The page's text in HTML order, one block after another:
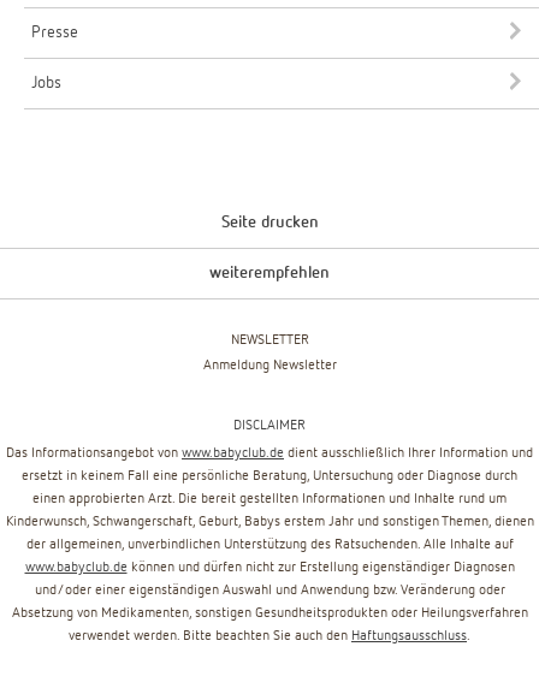
Presse
Jobs
Seite drucken
weiterempfehlen
NEWSLETTER
Anmeldung Newsletter
DISCLAIMER
Das Informationsangebot von www.babyclub.de dient ausschließlich Ihrer Information und
ersetzt in keinem Fall eine persönliche Beratung, Untersuchung oder Diagnose durch
einen approbierten Arzt. Die bereit gestellten Informationen und Inhalte rund um
Kinderwunsch, Schwangerschaft, Geburt, Babys erstem Jahr und sonstigen Themen, dienen
der allgemeinen, unverbindlichen Unterstützung des Ratsuchenden. Alle Inhalte auf
www.babyclub.de können und dürfen nicht zur Erstellung eigenständiger Diagnosen
und/oder einer eigenständigen Auswahl und Anwendung bzw. Veränderung oder
Absetzung von Medikamenten, sonstigen Gesundheitsprodukten oder Heilungsverfahren
verwendet werden. Bitte beachten Sie auch den Haftungsausschluss.